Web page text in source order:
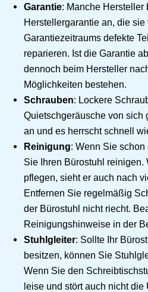
Garantie: Manche Hersteller
Herstellergarantie an, die
Garantiezeitraums defekte
reparieren. Ist die Garantie
dennoch beim Hersteller
Möglichkeiten bestehen.
Schrauben: Lockere
Quietschgeräusche von sich
an und es herrscht schnell
Reinigung: Wenn Sie
Sie Ihren Bürostuhl
pflegen, sieht er auch nach
Entfernen Sie regelmäßig
der Bürostuhl nicht riecht.
Reinigungshinweise in der
Stuhlgleiter: Sollte Ihr
besitzen, können Sie
Wenn Sie den
leise und stört auch nicht die